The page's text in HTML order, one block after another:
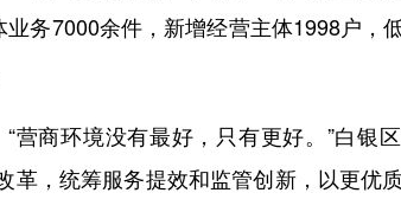
业务7000余件，新增经营主体1998户，
商环境没有最好，只有更好。”白银
革，统筹服务提效和监管创新，以更优